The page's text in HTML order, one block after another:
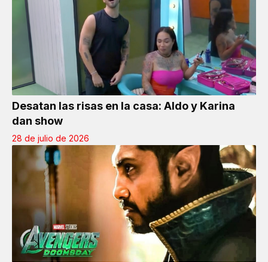
Desatan las risas en la casa: Aldo y Karina
dan show
28 de julio de 2026